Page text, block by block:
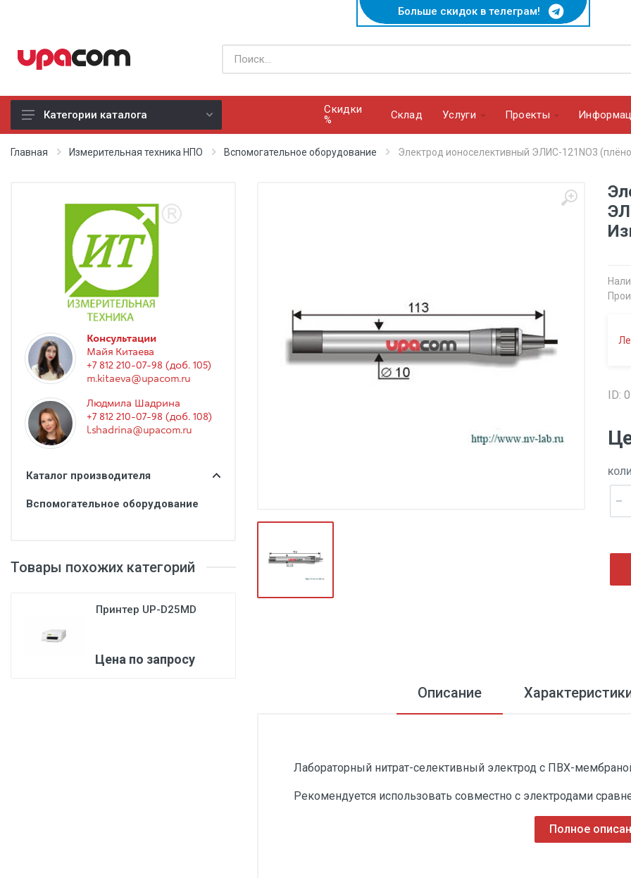
Больше скидок в телеграм!
Б/У оборудование
Физиотерапия
Реанимация
Неонатология
Хирургия
Эндоскопия
Функциональная диагностика
Урология
Дезинфекция и стерилизация
Вспомогательное оборудование
Медицинская мебель
Категории каталога
Скидки
%
Cклад Услуги Проекты
Главная Измерительная техника НПО Вспомогательное оборудование Электрод ионоселективный ЭЛИС-121NO3
Консультации
Майя Китаева
+7 812 210-07-98 (доб. 105)
m.kitaeva@upacom.ru
Людмила Шадрина
+7 812 210-07-98 (доб. 108)
l.shadrina@upacom.ru
Каталог производителя
Вспомогательное оборудование
Товары похожих категорий
Принтер UP-D25MD
Цена по запросу
ID:
Описание
Лабораторный нитрат-селективный электрод с ПВХ-
Рекомендуется использовать совместно с электродами
Полное